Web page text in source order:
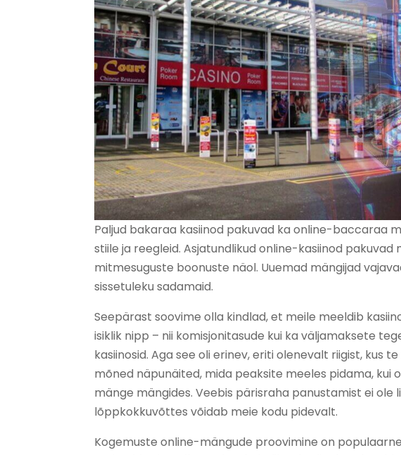
Paljud bakaraa kasiinod pakuvad ka online-baccaraa
stiile ja reegleid. Asjatundlikud online-kasiinod
mitmesuguste boonuste näol. Uuemad mängijad
sissetuleku sadamaid.
Seepärast soovime olla kindlad, et meile meeldib
isiklik nipp – nii komisjonitasude kui ka väljamaksete
kasiinosid. Aga see oli erinev, eriti olenevalt riigist, kus
mõned näpunäited, mida peaksite meeles pidama,
mänge mängides. Veebis pärisraha panustamist ei
lõppkokkuvõttes võidab meie kodu pidevalt.
Kogemuste online-mängude proovimine on